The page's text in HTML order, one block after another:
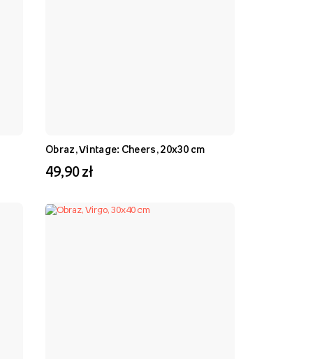
Obraz, Vintage: Cheers, 20x30 cm
49,90 zł